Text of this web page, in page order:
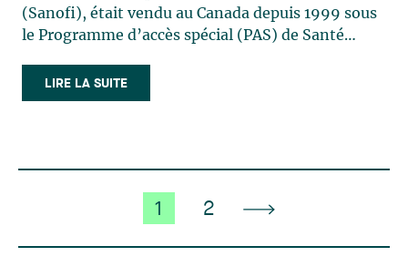
(Sanofi), était vendu au Canada depuis 1999 sous
le Programme d’accès spécial (PAS) de Santé
d’exception la vente d’un médicament avant son
approbation régulière, soit avant l’émission d’un
LIRE LA SUITE
1 2